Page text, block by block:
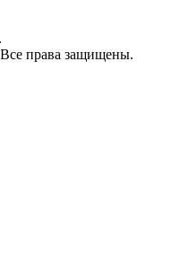
права защищены.